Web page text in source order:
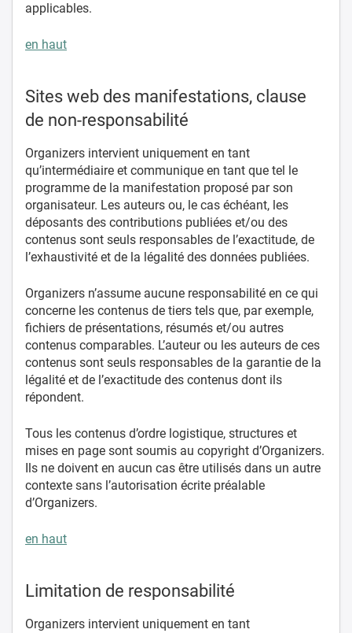
applicables.
en haut
Sites web des manifestations, clause
de non-responsabilité
Organizers intervient uniquement en tant
qu’intermédiaire et communique en tant que tel le
programme de la manifestation proposé par son
organisateur. Les auteurs ou, le cas échéant, les
déposants des contributions publiées et/ou des
contenus sont seuls responsables de l’exactitude, de
l’exhaustivité et de la légalité des données publiées.
Organizers n’assume aucune responsabilité en ce qui
concerne les contenus de tiers tels que, par exemple,
fichiers de présentations, résumés et/ou autres
contenus comparables. L’auteur ou les auteurs de ces
contenus sont seuls responsables de la garantie de la
légalité et de l’exactitude des contenus dont ils
répondent.
Tous les contenus d’ordre logistique, structures et
mises en page sont soumis au copyright d’Organizers.
Ils ne doivent en aucun cas être utilisés dans un autre
contexte sans l’autorisation écrite préalable
d’Organizers.
en haut
Limitation de responsabilité
Organizers intervient uniquement en tant